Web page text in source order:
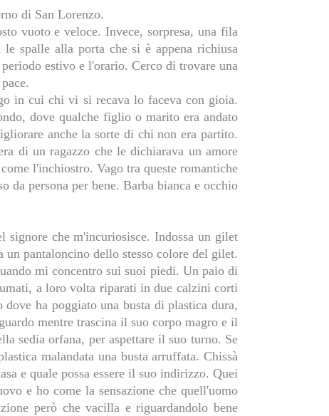
di San Lorenzo.
vuoto e veloce. Invece, sorpresa, una fila
spalle alla porta che si è appena richiusa
estivo e l'orario. Cerco di trovare una
in cui chi vi si recava lo faceva con gioia.
dove qualche figlio o marito era andato
anche la sorte di chi non era partito.
di un ragazzo che le dichiarava un amore
l'inchiostro. Vago tra queste romantiche
da persona per bene. Barba bianca e occhio
signore che m'incuriosisce. Indossa un gilet
pantaloncino dello stesso colore del gilet.
mi concentro sui suoi piedi. Un paio di
a loro volta riparati in due calzini corti
ha poggiato una busta di plastica dura,
mentre trascina il suo corpo magro e il
sedia orfana, per aspettare il suo turno. Se
malandata una busta arruffata. Chissà
e quale possa essere il suo indirizzo. Quei
e ho come la sensazione che quell'uomo
però che vacilla e riguardandolo bene